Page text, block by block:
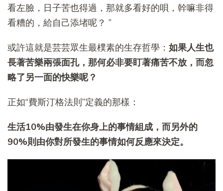
看左臉，日子苦也得過，那就多看好的唄，幹嘛非得
看糟的，給自己添堵呢？ ”
或許這就是芸芸眾生最樸素的生存哲學： 如果人生也
長著苦樂兩張面孔，那何必非要盯著痛苦不放，而忽
略了另一面的快樂呢？
正如“費斯汀格法則”定義的那樣：
生活10%由發生在你身上的事情組成，而另外的
90%則由你對所發生的事情如何反應來決定。